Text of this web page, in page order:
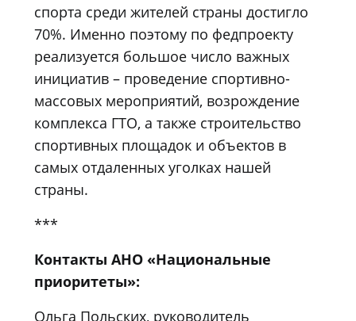
спорта среди жителей страны достигло
70%. Именно поэтому по федпроекту
реализуется большое число важных
инициатив – проведение спортивно-
массовых мероприятий, возрождение
комплекса ГТО, а также строительство
спортивных площадок и объектов в
самых отдаленных уголках нашей
страны.
***
Контакты АНО «Национальные
приоритеты»:
Ольга Польских, руководитель